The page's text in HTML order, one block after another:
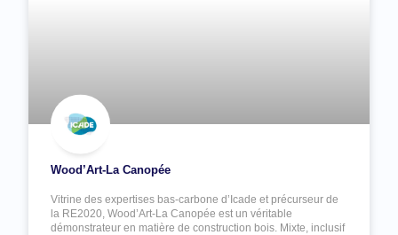
Wood’Art-La Canopée
Vitrine des expertises bas-carbone d’Icade et précurseur de
la RE2020, Wood’Art-La Canopée est un véritable
démonstrateur en matière de construction bois. Mixte, inclusif